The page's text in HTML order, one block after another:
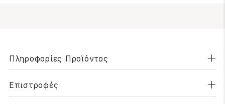
Πληροφορίες Προϊόντος
Επιστροφές